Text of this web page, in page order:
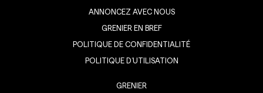
ANNONCEZ AVEC NOUS
GRENIER EN BREF
POLITIQUE DE CONFIDENTIALITÉ
POLITIQUE D’UTILISATION
GRENIER